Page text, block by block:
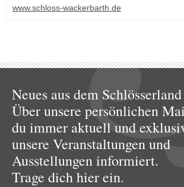
www.schloss-wackerbarth.de
Neues aus dem
Über unsere persönlichen
du immer aktuell und
unsere Veranstaltungen und
Ausstellungen informiert.
Trage dich hier ein.